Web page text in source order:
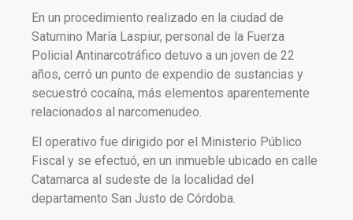
En un procedimiento realizado en la ciudad de
Saturnino María Laspiur, personal de la Fuerza
Policial Antinarcotráfico detuvo a un joven de 22
años, cerró un punto de expendio de sustancias y
secuestró cocaína, más elementos aparentemente
relacionados al narcomenudeo.
El operativo fue dirigido por el Ministerio Público
Fiscal y se efectuó, en un inmueble ubicado en calle
Catamarca al sudeste de la localidad del
departamento San Justo de Córdoba.